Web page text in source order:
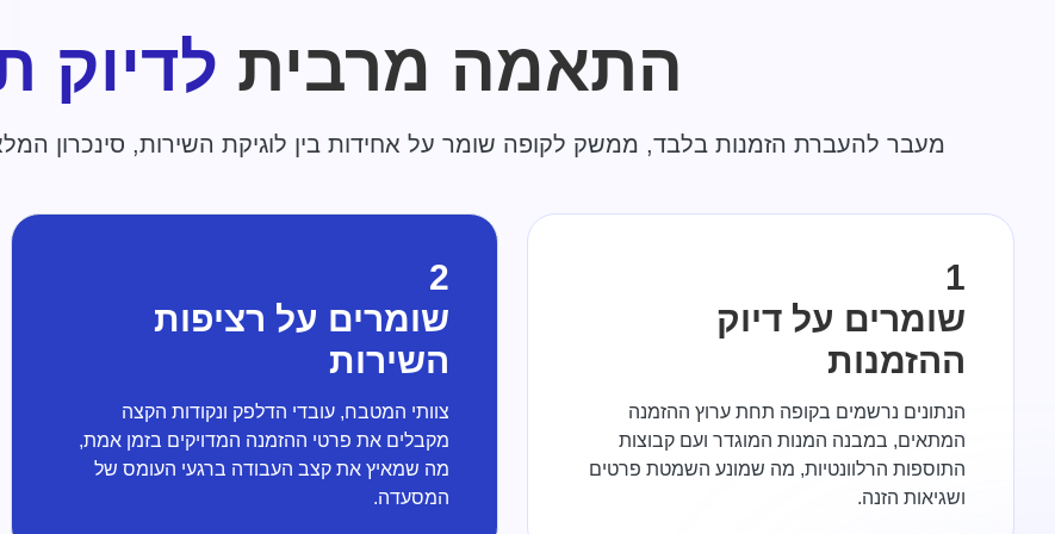
התאמה מרבית לדיוק
מעבר להעברת הזמנות בלבד, ממשק לקופה שומר על אחידות בין לוגיקת השירות, סינכרון
1
שומרים על דיוק
ההזמנות
הנתונים נרשמים בקופה תחת ערוץ ההזמנה
המתאים, במבנה המנות המוגדר ועם קבוצות
התוספות הרלוונטיות, מה שמונע השמטת פרטים
ושגיאות הזנה.
2
שומרים על רציפות
השירות
צוותי המטבח, עובדי הדלפק ונקודות הקצה
מקבלים את פרטי ההזמנה המדויקים בזמן אמת,
מה שמאיץ את קצב העבודה ברגעי העומס של
המסעדה.